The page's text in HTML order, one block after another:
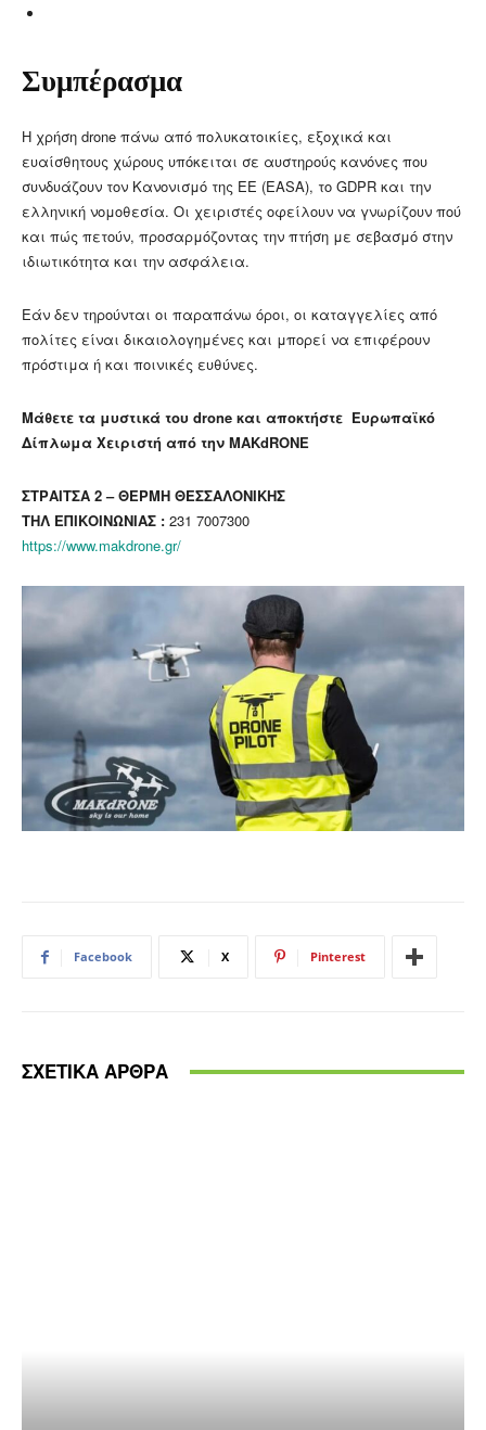
Συμπέρασμα
Η χρήση drone πάνω από πολυκατοικίες, εξοχικά και
ευαίσθητους χώρους υπόκειται σε αυστηρούς κανόνες που
συνδυάζουν τον Κανονισμό της ΕΕ (EASA), το GDPR και την
ελληνική νομοθεσία. Οι χειριστές οφείλουν να γνωρίζουν πού
και πώς πετούν, προσαρμόζοντας την πτήση με σεβασμό στην
ιδιωτικότητα και την ασφάλεια.
Εάν δεν τηρούνται οι παραπάνω όροι, οι καταγγελίες από
πολίτες είναι δικαιολογημένες και μπορεί να επιφέρουν
πρόστιμα ή και ποινικές ευθύνες.
Μάθετε τα μυστικά του drone και αποκτήστε Ευρωπαϊκό
Δίπλωμα Χειριστή από την MAKdRONE
ΣΤΡΑΙΤΣΑ 2 – ΘΕΡΜΗ ΘΕΣΣΑΛΟΝΙΚΗΣ
ΤΗΛ ΕΠΙΚΟΙΝΩΝΙΑΣ : 231 7007300
https://www.makdrone.gr/
Facebook X Pinterest
ΣΧΕΤΙΚΑ ΑΡΘΡΑ